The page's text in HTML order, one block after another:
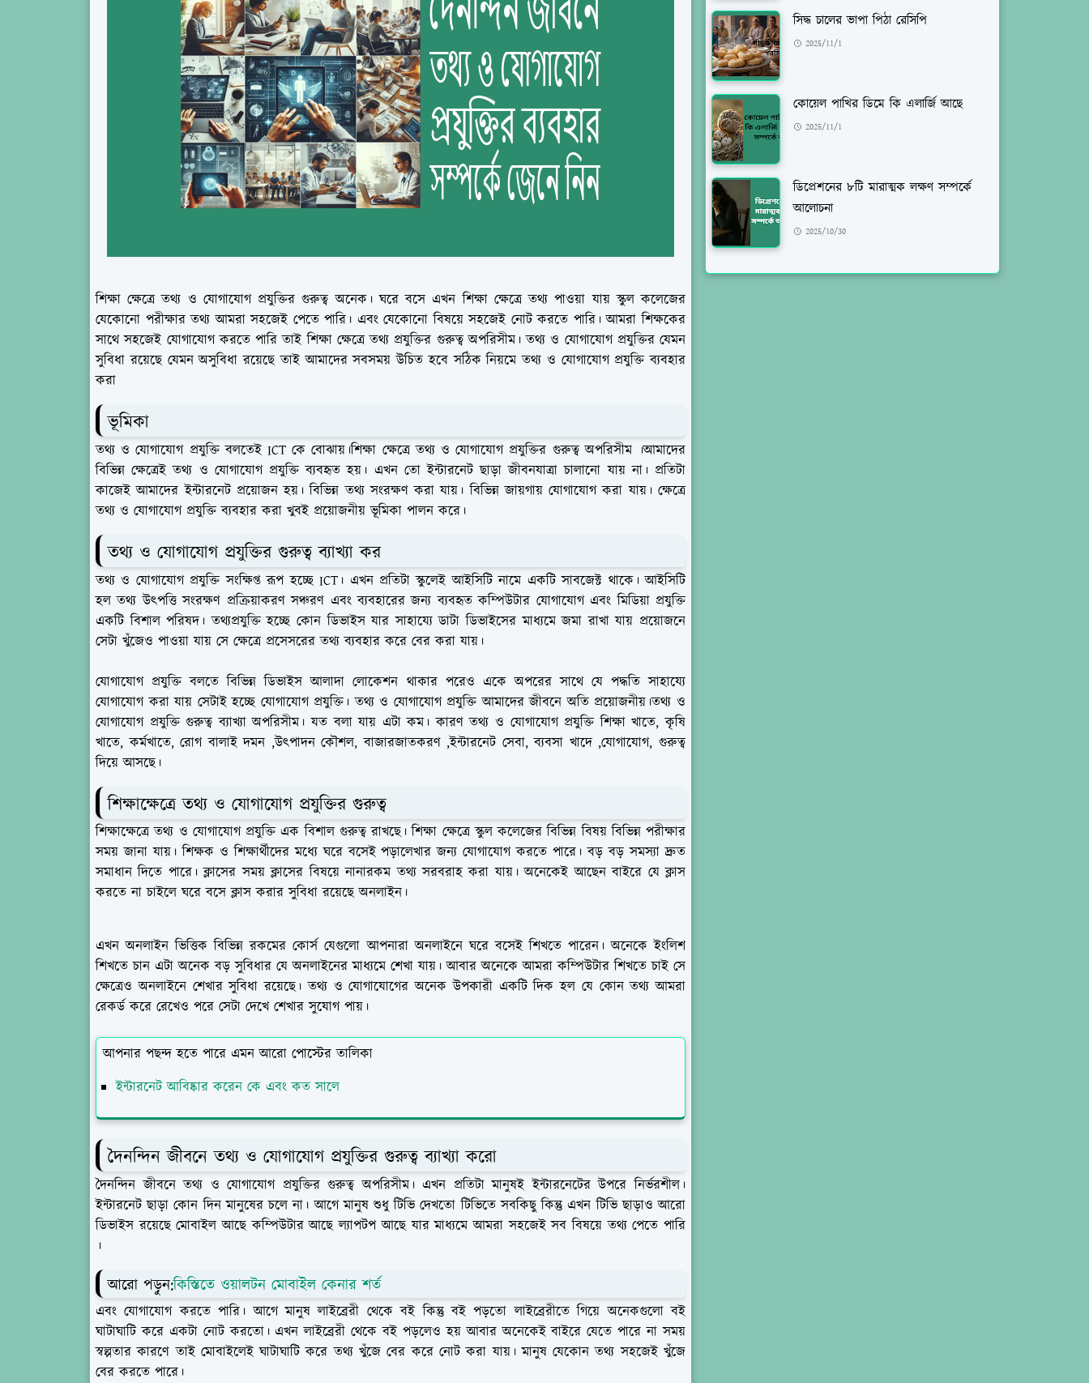
শিক্ষা ক্ষেত্রে তথ্য ও যোগাযোগ প্রযুক্তির গুরুত্ব অনেক। ঘরে বসে এখন শিক্ষা ক্ষেত্রে তথ্য পাওয়া যায় স্কুল কলেজের
যেকোনো পরীক্ষার তথ্য আমরা সহজেই পেতে পারি। এবং যেকোনো বিষয়ে সহজেই নোট করতে পারি। আমরা শিক্ষকের
সাথে সহজেই যোগাযোগ করতে পারি তাই শিক্ষা ক্ষেত্রে তথ্য প্রযুক্তির গুরুত্ব অপরিসীম। তথ্য ও যোগাযোগ প্রযুক্তির যেমন
সুবিধা রয়েছে যেমন অসুবিধা রয়েছে তাই আমাদের সবসময় উচিত হবে সঠিক নিয়মে তথ্য ও যোগাযোগ প্রযুক্তি ব্যবহার
করা
ভূমিকা
তথ্য ও যোগাযোগ প্রযুক্তি বলতেই ICT কে বোঝায়।শিক্ষা ক্ষেত্রে তথ্য ও যোগাযোগ প্রযুক্তির গুরুত্ব অপরিসীম ।আমাদের
বিভিন্ন ক্ষেত্রেই তথ্য ও যোগাযোগ প্রযুক্তি ব্যবহৃত হয়। এখন তো ইন্টারনেট ছাড়া জীবনযাত্রা চালানো যায় না। প্রতিটা
কাজেই আমাদের ইন্টারনেট প্রয়োজন হয়। বিভিন্ন তথ্য সংরক্ষণ করা যায়। বিভিন্ন জায়গায় যোগাযোগ করা যায়। ক্ষেত্রে
তথ্য ও যোগাযোগ প্রযুক্তি ব্যবহার করা খুবই প্রয়োজনীয় ভূমিকা পালন করে।
তথ্য ও যোগাযোগ প্রযুক্তির গুরুত্ব ব্যাখ্যা কর
তথ্য ও যোগাযোগ প্রযুক্তি সংক্ষিপ্ত রূপ হচ্ছে ICT। এখন প্রতিটা স্কুলেই আইসিটি নামে একটি সাবজেক্ট থাকে। আইসিটি
হল তথ্য উৎপত্তি সংরক্ষণ প্রক্রিয়াকরণ সঞ্চরণ এবং ব্যবহারের জন্য ব্যবহৃত কম্পিউটার যোগাযোগ এবং মিডিয়া প্রযুক্তি
একটি বিশাল পরিষদ। তথ্যপ্রযুক্তি হচ্ছে কোন ডিভাইস যার সাহায্যে ডাটা ডিভাইসের মাধ্যমে জমা রাখা যায় প্রয়োজনে
সেটা খুঁজেও পাওয়া যায় সে ক্ষেত্রে প্রসেসরের তথ্য ব্যবহার করে বের করা যায়।
যোগাযোগ প্রযুক্তি বলতে বিভিন্ন ডিভাইস আলাদা লোকেশন থাকার পরেও একে অপরের সাথে যে পদ্ধতি সাহায্যে
যোগাযোগ করা যায় সেটাই হচ্ছে যোগাযোগ প্রযুক্তি। তথ্য ও যোগাযোগ প্রযুক্তি আমাদের জীবনে অতি প্রয়োজনীয়।তথ্য ও
যোগাযোগ প্রযুক্তি গুরুত্ব ব্যাখ্যা অপরিসীম। যত বলা যায় এটা কম। কারণ তথ্য ও যোগাযোগ প্রযুক্তি শিক্ষা খাতে, কৃষি
খাতে, কর্মখাতে, রোগ বালাই দমন ,উৎপাদন কৌশল, বাজারজাতকরণ ,ইন্টারনেট সেবা, ব্যবসা খাদে ,যোগাযোগ, গুরুত্ব
দিয়ে আসছে।
শিক্ষাক্ষেত্রে তথ্য ও যোগাযোগ প্রযুক্তির গুরুত্ব
শিক্ষাক্ষেত্রে তথ্য ও যোগাযোগ প্রযুক্তি এক বিশাল গুরুত্ব রাখছে। শিক্ষা ক্ষেত্রে স্কুল কলেজের বিভিন্ন বিষয় বিভিন্ন পরীক্ষার
সময় জানা যায়। শিক্ষক ও শিক্ষার্থীদের মধ্যে ঘরে বসেই পড়ালেখার জন্য যোগাযোগ করতে পারে। বড় বড় সমস্যা দ্রুত
সমাধান দিতে পারে। ক্লাসের সময় ক্লাসের বিষয়ে নানারকম তথ্য সরবরাহ করা যায়। অনেকেই আছেন বাইরে যে ক্লাস
করতে না চাইলে ঘরে বসে ক্লাস করার সুবিধা রয়েছে অনলাইন।
এখন অনলাইন ভিত্তিক বিভিন্ন রকমের কোর্স যেগুলো আপনারা অনলাইনে ঘরে বসেই শিখতে পারেন। অনেকে ইংলিশ
শিখতে চান এটা অনেক বড় সুবিধার যে অনলাইনের মাধ্যমে শেখা যায়। আবার অনেকে আমরা কম্পিউটার শিখতে চাই সে
ক্ষেত্রেও অনলাইনে শেখার সুবিধা রয়েছে। তথ্য ও যোগাযোগের অনেক উপকারী একটি দিক হল যে কোন তথ্য আমরা
রেকর্ড করে রেখেও পরে সেটা দেখে শেখার সুযোগ পায়।
আপনার পছন্দ হতে পারে এমন আরো পোস্টের তালিকা
ইন্টারনেট আবিষ্কার করেন কে এবং কত সালে
দৈনন্দিন জীবনে তথ্য ও যোগাযোগ প্রযুক্তির গুরুত্ব ব্যাখ্যা করো
দৈনন্দিন জীবনে তথ্য ও যোগাযোগ প্রযুক্তির গুরুত্ব অপরিসীম। এখন প্রতিটা মানুষই ইন্টারনেটের উপরে নির্ভরশীল।
ইন্টারনেট ছাড়া কোন দিন মানুষের চলে না। আগে মানুষ শুধু টিভি দেখতো টিভিতে সবকিছু কিন্তু এখন টিভি ছাড়াও আরো
ডিভাইস রয়েছে মোবাইল আছে কম্পিউটার আছে ল্যাপটপ আছে যার মাধ্যমে আমরা সহজেই সব বিষয়ে তথ্য পেতে পারি
।
আরো পড়ুন:কিস্তিতে ওয়ালটন মোবাইল কেনার শর্ত
এবং যোগাযোগ করতে পারি। আগে মানুষ লাইব্রেরী থেকে বই কিন্তু বই পড়তো লাইব্রেরীতে গিয়ে অনেকগুলো বই
ঘাটাঘাটি করে একটা নোট করতো। এখন লাইব্রেরী থেকে বই পড়লেও হয় আবার অনেকেই বাইরে যেতে পারে না সময়
স্বল্পতার কারণে তাই মোবাইলেই ঘাটাঘাটি করে তথ্য খুঁজে বের করে নোট করা যায়। মানুষ যেকোন তথ্য সহজেই খুঁজে
বের করতে পারে।
সিদ্ধ চালের ভাপা পিঠা রেসিপি
2025/11/1
কোয়েল পাখির ডিমে কি এলার্জি আছে
2025/11/1
ডিপ্রেশনের ৮টি মারাত্মক লক্ষণ সম্পর্কে
আলোচনা
2025/10/30